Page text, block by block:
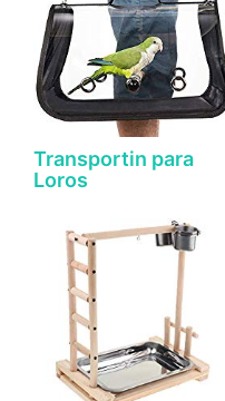
Transportin para
Loros